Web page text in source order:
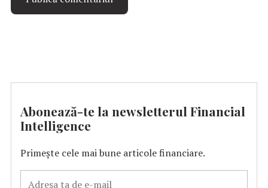
Abonează-te la newsletterul Financial
Intelligence
Primește cele mai bune articole financiare.